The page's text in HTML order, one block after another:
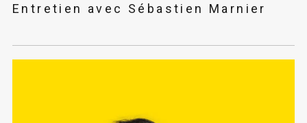
Entretien avec Sébastien Marnier